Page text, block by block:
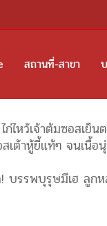
สถานที่-สาขา
หว้เจ้าต้มซอสเย็น
เต้าหู้ยี้แท้ๆ จนเนื้
บรรพบุรุษมีเฮ ลูก